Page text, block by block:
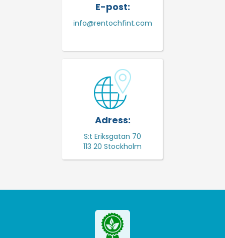
E-post:
info@rentochfint.com
Adress:
S:t Eriksgatan 70
113 20 Stockholm